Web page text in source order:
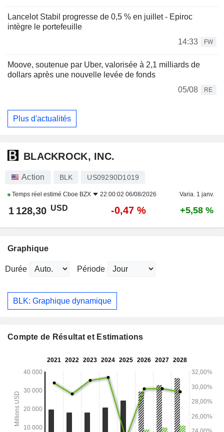
Lancelot Stabil progresse de 0,5 % en juillet - Epiroc
intègre le portefeuille
14:33
FW
Moove, soutenue par Uber, valorisée à 2,1 milliards de
dollars après une nouvelle levée de fonds
05/08
RE
Plus d'actualités
BLACKROCK, INC.
Action BLK US09290D1019
Temps réel estimé Cboe BZX 22:00:02 06/08/2026 Varia. 1 janv.
1 128,30 USD -0,47 % +5,58 %
Graphique
Durée Période
BLK: Graphique dynamique
Compte de Résultat et Estimations